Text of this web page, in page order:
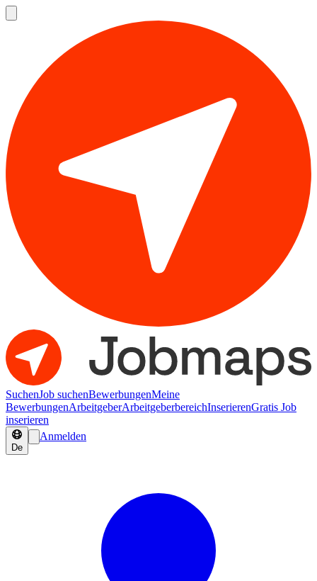
SuchenJob suchenBewerbungenMeine
BewerbungenArbeitgeberArbeitgeberbereichInserierenGratis Job
inserieren
De
Anmelden